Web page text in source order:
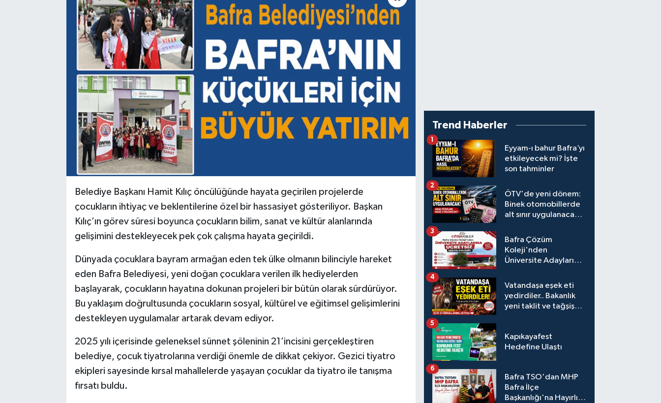
Belediye Başkanı Hamit Kılıç öncülüğünde hayata geçirilen projelerde
çocukların ihtiyaç ve beklentilerine özel bir hassasiyet gösteriliyor. Başkan
Kılıç’ın görev süresi boyunca çocukların bilim, sanat ve kültür alanlarında
gelişimini destekleyecek pek çok çalışma hayata geçirildi.
Dünyada çocuklara bayram armağan eden tek ülke olmanın bilinciyle hareket
eden Bafra Belediyesi, yeni doğan çocuklara verilen ilk hediyelerden
başlayarak, çocukların hayatına dokunan projeleri bir bütün olarak sürdürüyor.
Bu yaklaşım doğrultusunda çocukların sosyal, kültürel ve eğitimsel gelişimlerini
destekleyen uygulamalar artarak devam ediyor.
2025 yılı içerisinde geleneksel sünnet şöleninin 21’incisini gerçekleştiren
belediye, çocuk tiyatrolarına verdiği önemle de dikkat çekiyor. Gezici tiyatro
ekipleri sayesinde kırsal mahallelerde yaşayan çocuklar da tiyatro ile tanışma
fırsatı buldu.
Trend Haberler
Eyyam-ı bahur Bafra’yı
etkileyecek mi? İşte
son tahminler
1
ÖTV'de yeni dönem:
Binek otomobillerde
alt sınır uygulanacak!
etkilenecek?
2
Bafra Çözüm
Koleji'nden
Üniversite Adaylarına
Desteği
3
Vatandaşa eşek eti
yedirdiler.. Bakanlık
yeni taklit ve tağşiş
4
Kapıkayafest
Hedefine Ulaştı
5
Bafra TSO'dan MHP
Bafra İlçe
Başkanlığı'na Hayırlı
6